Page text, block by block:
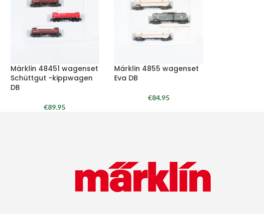
Märklin 48451 wagenset
Schüttgut -kippwagen
DB
€89.95
Märklin 4855 wagenset
Eva DB
€84.95